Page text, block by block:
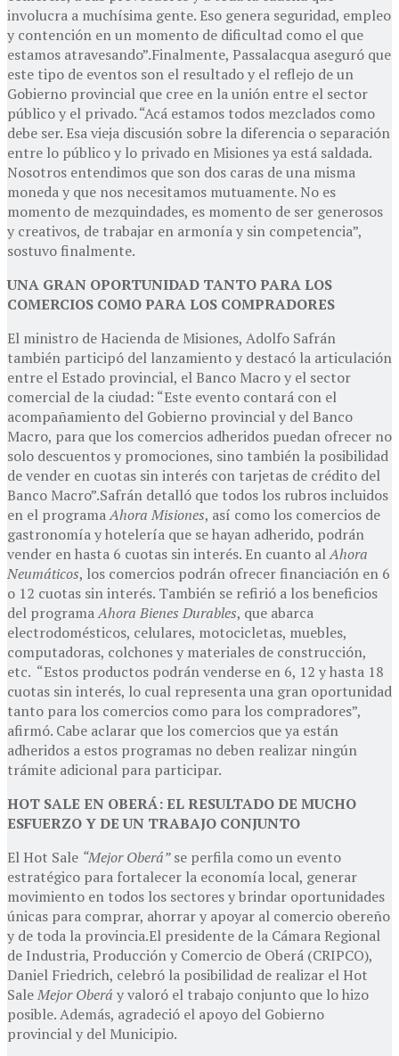
involucra a muchísima gente. Eso genera seguridad, empleo
y contención en un momento de dificultad como el que
estamos atravesando”.Finalmente, Passalacqua aseguró que
este tipo de eventos son el resultado y el reflejo de un
Gobierno provincial que cree en la unión entre el sector
público y el privado. “Acá estamos todos mezclados como
debe ser. Esa vieja discusión sobre la diferencia o separación
entre lo público y lo privado en Misiones ya está saldada.
Nosotros entendimos que son dos caras de una misma
moneda y que nos necesitamos mutuamente. No es
momento de mezquindades, es momento de ser generosos
y creativos, de trabajar en armonía y sin competencia”,
sostuvo finalmente.
UNA GRAN OPORTUNIDAD TANTO PARA LOS
COMERCIOS COMO PARA LOS COMPRADORES
El ministro de Hacienda de Misiones, Adolfo Safrán
también participó del lanzamiento y destacó la articulación
entre el Estado provincial, el Banco Macro y el sector
comercial de la ciudad: “Este evento contará con el
acompañamiento del Gobierno provincial y del Banco
Macro, para que los comercios adheridos puedan ofrecer no
solo descuentos y promociones, sino también la posibilidad
de vender en cuotas sin interés con tarjetas de crédito del
Banco Macro”.Safrán detalló que todos los rubros incluidos
en el programaAhora Misiones, así como los comercios de
gastronomía y hotelería que se hayan adherido, podrán
vender en hasta 6 cuotas sin interés. En cuanto alAhora
Neumáticos, los comercios podrán ofrecer financiación en 6
o 12 cuotas sin interés. También se refirió a los beneficios
del programaAhora Bienes Durables, que abarca
electrodomésticos, celulares, motocicletas, muebles,
computadoras, colchones y materiales de construcción,
etc. “Estos productos podrán venderse en 6, 12 y hasta 18
cuotas sin interés, lo cual representa una gran oportunidad
tanto para los comercios como para los compradores”,
afirmó. Cabe aclarar que los comercios que ya están
adheridos a estos programas no deben realizar ningún
trámite adicional para participar.
HOT SALE EN OBERÁ: EL RESULTADO DE MUCHO
ESFUERZO Y DE UN TRABAJO CONJUNTO
El Hot Sale “Mejor Oberá”se perfila como un evento
estratégico para fortalecer la economía local, generar
movimiento en todos los sectores y brindar oportunidades
únicas para comprar, ahorrar y apoyar al comercio obereño
y de toda la provincia.El presidente de la Cámara Regional
de Industria, Producción y Comercio de Oberá (CRIPCO),
Daniel Friedrich, celebró la posibilidad de realizar el Hot
SaleMejor Oberá y valoró el trabajo conjunto que lo hizo
posible. Además, agradeció el apoyo del Gobierno
provincial y del Municipio.